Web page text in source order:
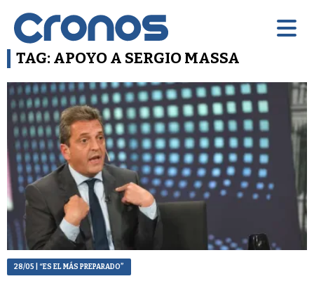
TAG: APOYO A SERGIO MASSA
28/05 | “ES EL MÁS PREPARADO”